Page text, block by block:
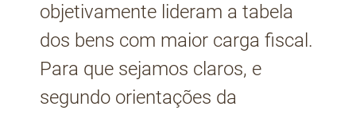
objetivamente lideram a tabela
dos bens com maior carga fiscal.
Para que sejamos claros, e
segundo orientações da